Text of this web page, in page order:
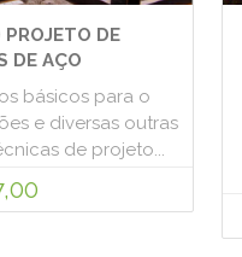
DE
DE AÇO
básicos para o
e diversas outras
de projeto...